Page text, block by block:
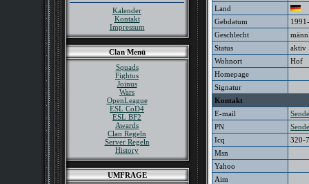
Kalender
Kontakt
Impressum
Clan Menü
Squads
Fightus
Joinus
Wars
OpenLeague
ESL CoD4
ESL BF2
Awards
Clan Regeln
Server Regeln
History
UMFRAGE
Land
Gebdatum
Geschlecht
Status
aktiv
Wohnort
Hof
Homepage
Signatur
Kontakt
E-mail
PN
Icq
320-
Msn
Yahoo
Aim